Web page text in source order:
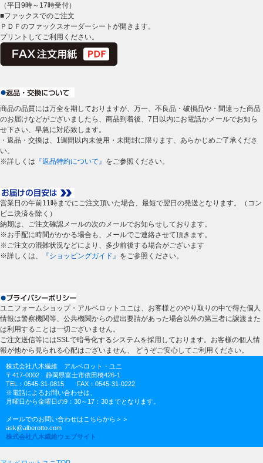
（平日9時～17時受付）
■ファックスでのご注文
ＰＤＦのファックスオーダーシートが開きます。
プリントしてご利用ください。
商品の品質には万全を期しておりますが、万一、不良品・破損品や・間違った商品
のお届けなどがございましたら、商品到着後、7日以内にお電話かメールでお知ら
せ下さい、早急に対応致します。
・返品・交換は、1週間以内未使用・未開封に限ります、あらかじめご了承くださ
い。
※詳しくは 『返品特約について』 をご参照ください。
営業日の午前11時までにご注文頂いた場合、最短で翌日の発送となります。（コン
ビニ決済を除く）
納期は、ご注文確認メールの次のメールでお知らせしております。
※お手配に時間がかかる場合も、メールでご連絡させて頂きます。
※ご注文の混雑状況などにより、多少前後する場合がございます
※詳しくは、
『ショッピングガイド』 をご参照ください。
ユニフォームショップ・アルベロットユニは、お客様とのやり取りの中で得た個人
情報は警察機関等、公共機関からの提出要請があった場合以外の第三者に譲渡また
は利用することは一切ございません。
ご注文送信等にはSSLで暗号化するシステムを採用しております。お客様の個人情
報が他から見られる心配はございません、 どうぞご安心してご利用ください。
株式会社八木繊維 アルベロット・ユニ
〒417-0002 静岡県富士市依田橋426-1
TEL：0545-31-0815 FAX：0545-31-0222
※電話によるお問い合わせは、
月曜日から金曜日の9：30～17：30までとなります。
メールでのお問い合わせはこちらから＞＞
ask@alberotto.com
株式会社八木繊維ウェブサイト